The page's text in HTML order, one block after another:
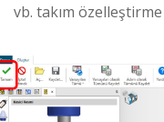
vb. takım